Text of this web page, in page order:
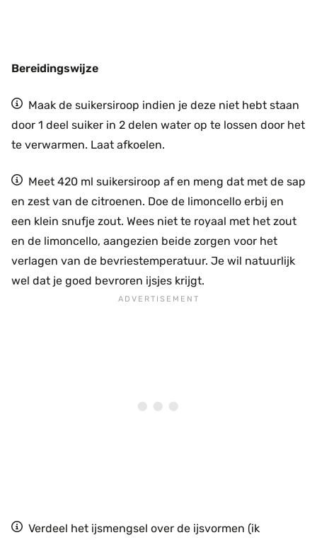
Bereidingswijze
Maak de suikersiroop indien je deze niet hebt staan
door 1 deel suiker in 2 delen water op te lossen door het
te verwarmen. Laat afkoelen.
Meet 420 ml suikersiroop af en meng dat met de sap
en zest van de citroenen. Doe de limoncello erbij en
een klein snufje zout. Wees niet te royaal met het zout
en de limoncello, aangezien beide zorgen voor het
verlagen van de bevriestemperatuur. Je wil natuurlijk
wel dat je goed bevroren ijsjes krijgt.
Verdeel het ijsmengsel over de ijsvormen (ik